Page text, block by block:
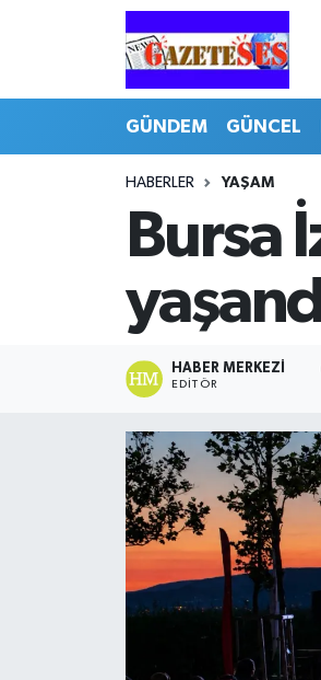
GÜNDEM GÜNCEL
HABERLER YAŞAM
Bursa
HABER MERKEZI
EDITÖR